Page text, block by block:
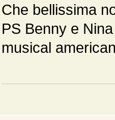
Che bellissima
PS Benny e
musical